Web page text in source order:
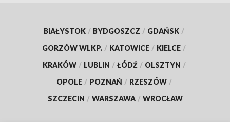
BIAŁYSTOK / BYDGOSZCZ / GDAŃSK /
GORZÓW WLKP. / KATOWICE / KIELCE /
KRAKÓW / LUBLIN / ŁÓDŹ / OLSZTYN /
OPOLE / POZNAŃ / RZESZÓW /
SZCZECIN / WARSZAWA / WROCŁAW